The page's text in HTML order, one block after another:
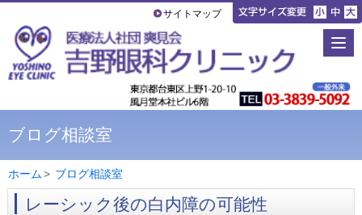
サイトマップ
ブログ相談室
ホーム > ブログ相談室
レーシック後の白内障の可能性